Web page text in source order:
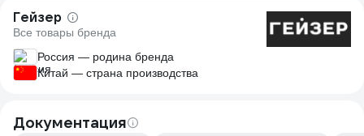
Гейзер
Все товары бренда
Россия — родина бренда
Китай — страна производства
Документация